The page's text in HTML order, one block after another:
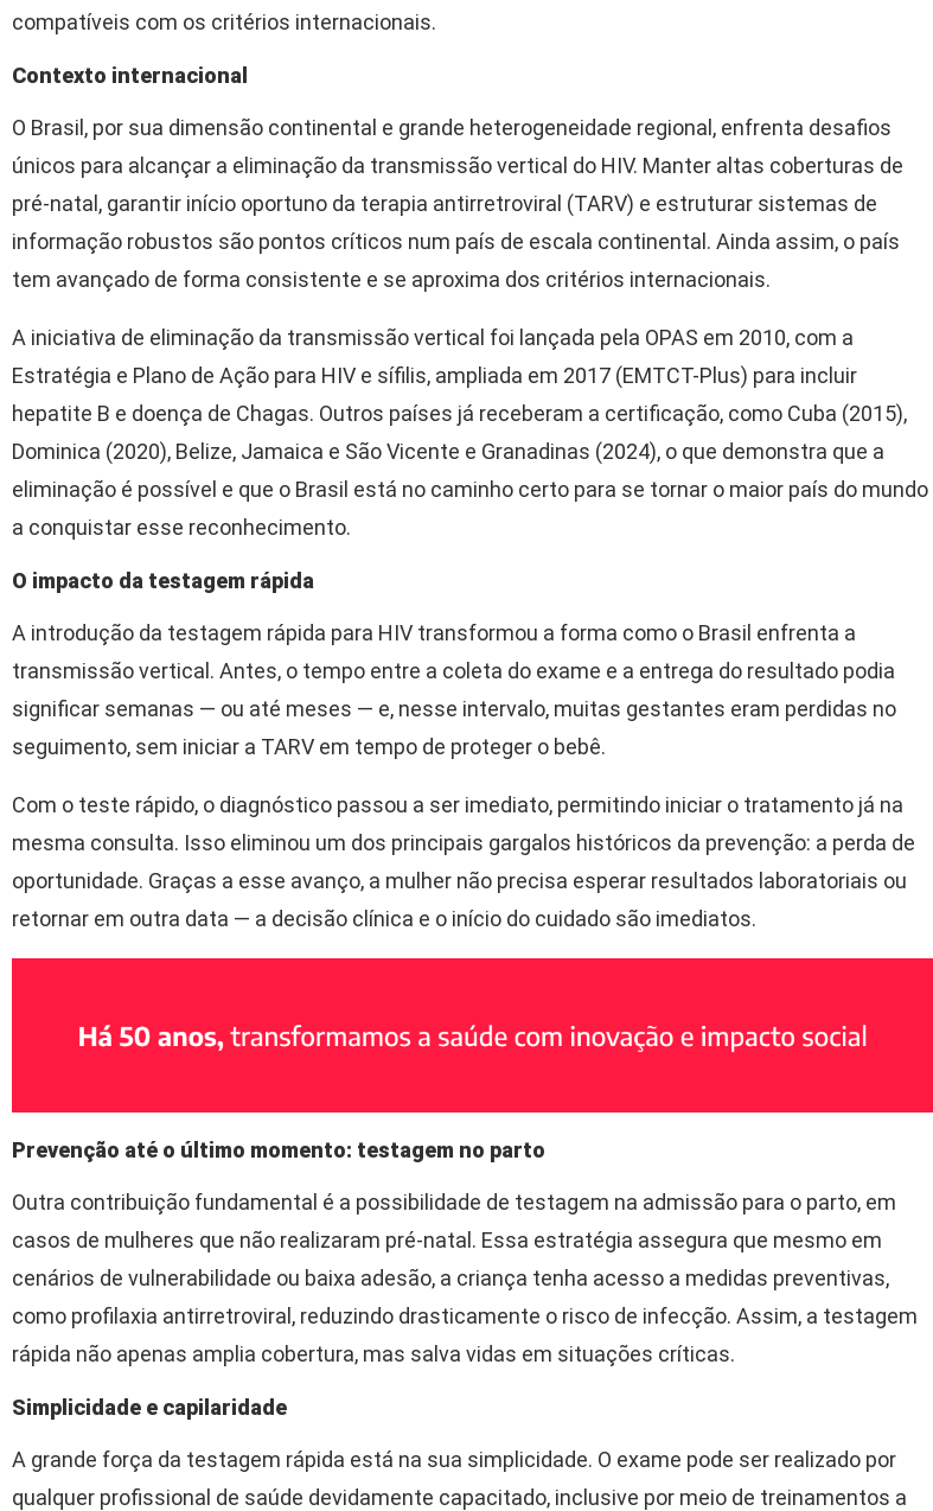
compatíveis com os critérios internacionais.
Contexto internacional
O Brasil, por sua dimensão continental e grande heterogeneidade regional, enfrenta desafios
únicos para alcançar a eliminação da transmissão vertical do HIV. Manter altas coberturas de
pré-natal, garantir início oportuno da terapia antirretroviral (TARV) e estruturar sistemas de
informação robustos são pontos críticos num país de escala continental. Ainda assim, o país
tem avançado de forma consistente e se aproxima dos critérios internacionais.
A iniciativa de eliminação da transmissão vertical foi lançada pela OPAS em 2010, com a
Estratégia e Plano de Ação para HIV e sífilis, ampliada em 2017 (EMTCT-Plus) para incluir
hepatite B e doença de Chagas. Outros países já receberam a certificação, como Cuba (2015),
Dominica (2020), Belize, Jamaica e São Vicente e Granadinas (2024), o que demonstra que a
eliminação é possível e que o Brasil está no caminho certo para se tornar o maior país do mundo
a conquistar esse reconhecimento.
O impacto da testagem rápida
A introdução da testagem rápida para HIV transformou a forma como o Brasil enfrenta a
transmissão vertical. Antes, o tempo entre a coleta do exame e a entrega do resultado podia
significar semanas — ou até meses — e, nesse intervalo, muitas gestantes eram perdidas no
seguimento, sem iniciar a TARV em tempo de proteger o bebê.
Com o teste rápido, o diagnóstico passou a ser imediato, permitindo iniciar o tratamento já na
mesma consulta. Isso eliminou um dos principais gargalos históricos da prevenção: a perda de
oportunidade. Graças a esse avanço, a mulher não precisa esperar resultados laboratoriais ou
retornar em outra data — a decisão clínica e o início do cuidado são imediatos.
Prevenção até o último momento: testagem no parto
Outra contribuição fundamental é a possibilidade de testagem na admissão para o parto, em
casos de mulheres que não realizaram pré-natal. Essa estratégia assegura que mesmo em
cenários de vulnerabilidade ou baixa adesão, a criança tenha acesso a medidas preventivas,
como profilaxia antirretroviral, reduzindo drasticamente o risco de infecção. Assim, a testagem
rápida não apenas amplia cobertura, mas salva vidas em situações críticas.
Simplicidade e capilaridade
A grande força da testagem rápida está na sua simplicidade. O exame pode ser realizado por
qualquer profissional de saúde devidamente capacitado, inclusive por meio de treinamentos a